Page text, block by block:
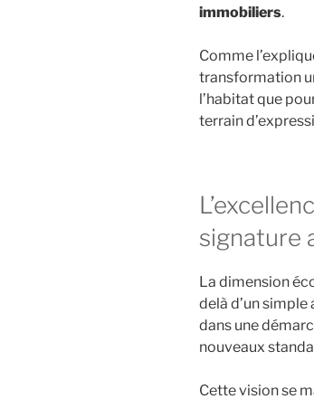
immobiliers.
Comme
transformation
l’habitat que
terrain
signature
La dimension
delà d’un
dans une
nouveaux
Cette vision se